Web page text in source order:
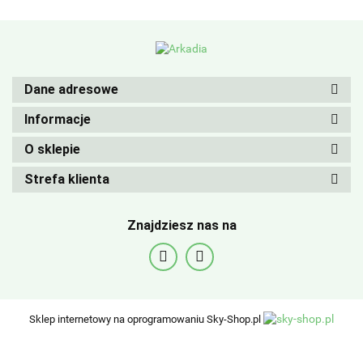
Dane adresowe
Informacje
O sklepie
Strefa klienta
Znajdziesz nas na
Sklep internetowy na oprogramowaniu Sky-Shop.pl